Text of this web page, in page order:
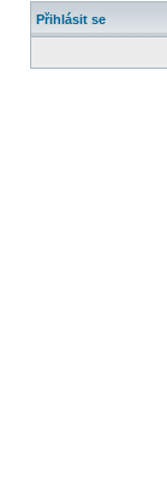
Přihlásit se